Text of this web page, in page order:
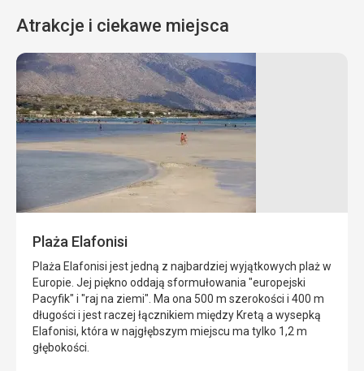
Atrakcje i ciekawe miejsca
Plaża Elafonisi
Plaża Elafonisi jest jedną z najbardziej wyjątkowych plaż w
Europie. Jej piękno oddają sformułowania "europejski
Pacyfik" i "raj na ziemi". Ma ona 500 m szerokości i 400 m
długości i jest raczej łącznikiem między Kretą a wysepką
Elafonisi, która w najgłębszym miejscu ma tylko 1,2 m
głębokości.
Knossos
Historyczne
stanowisko
w
części
około
miasta
Heraklion.